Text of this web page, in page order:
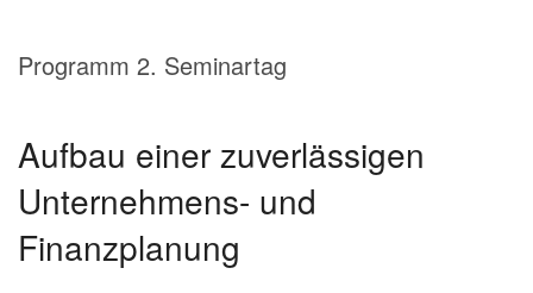
Programm 2. Seminartag
Aufbau einer zuverlässigen
Unternehmens- und
Finanzplanung